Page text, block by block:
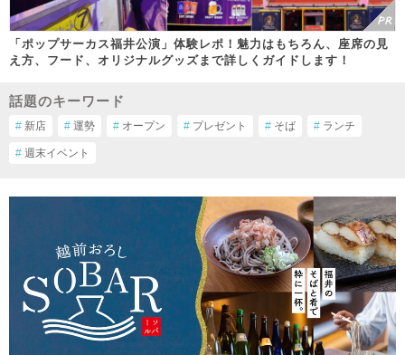
「ポップサーカス福井公演」体験レポ！魅力はもちろん、座席の見
え方、フード、オリジナルグッズまで詳しくガイドします！
話題のキーワード
# 新店 # 運勢 # オープン # プレゼント # そば # ランチ
# 週末イベント